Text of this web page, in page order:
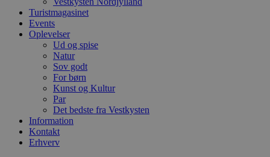
Turistmagasinet
Events
Oplevelser
Ud og spise
Natur
Sov godt
For børn
Kunst og Kultur
Par
Det bedste fra Vestkysten
Information
Kontakt
Erhverv